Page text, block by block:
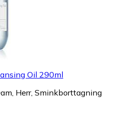
Oil 290ml
Herr, Sminkborttagning